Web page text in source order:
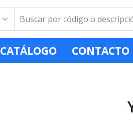
CATÁLOGO CONTACTO